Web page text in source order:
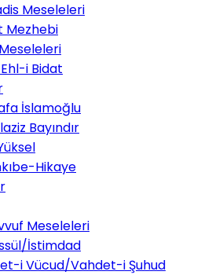
Meseleleri
Mezhebi
i Bidat
İslamoğlu
Bayındır
Hikaye
Meseleleri
İstimdad
i Vücud/Vahdet-i Şuhud